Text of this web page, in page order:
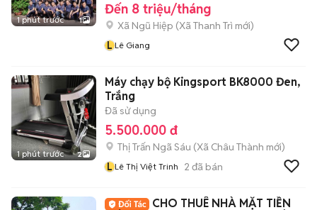
1 phút trước 1
Đến 8 triệu/tháng
Xã Ngũ Hiệp (Xã Thanh Trì mới)
L Lê Giang
1 phút trước 2
Máy chạy bộ Kingsport BK8000 Đen,
Trắng
Đã sử dụng
5.500.000 đ
Thị Trấn Ngã Sáu (Xã Châu Thành mới)
L Lê Thị Việt Trinh 2 đã bán
CHO THUÊ NHÀ MẶT TIỀN